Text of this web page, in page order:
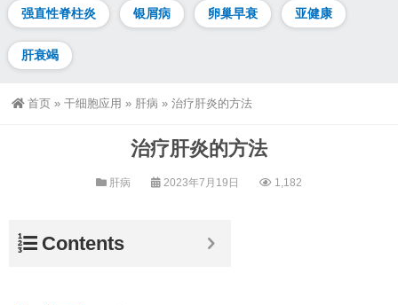
强直性脊柱炎 银屑病 卵巢早衰 亚健康
肝衰竭
首页 » 干细胞应用 » 肝病 » 治疗肝炎的方法
治疗肝炎的方法
肝病 2023年7月19日 1,182
Contents